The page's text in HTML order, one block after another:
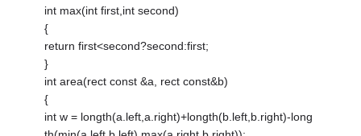
int max(int first,int second)
{
return first<second?second:first;
}
int area(rect const &a, rect const&b)
{
int w = longth(a.left,a.right)+longth(b.left,b.right)-long